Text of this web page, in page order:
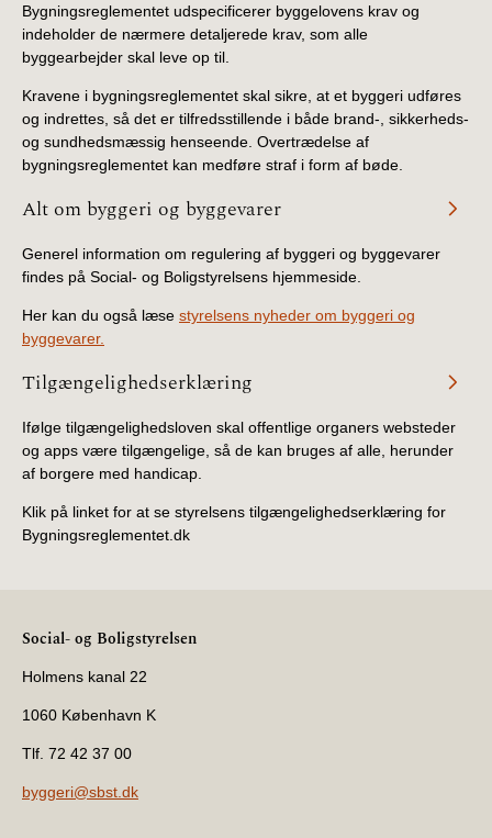
Bygningsreglementet udspecificerer byggelovens krav og
indeholder de nærmere detaljerede krav, som alle
byggearbejder skal leve op til.
Kravene i bygningsreglementet skal sikre, at et byggeri udføres
og indrettes, så det er tilfredsstillende i både brand-, sikkerheds-
og sundhedsmæssig henseende. Overtrædelse af
bygningsreglementet kan medføre straf i form af bøde.
Alt om byggeri og byggevarer
Generel information om regulering af byggeri og byggevarer
findes på Social- og Boligstyrelsens hjemmeside.
Her kan du også læse styrelsens nyheder om byggeri og
byggevarer.
Tilgængelighedserklæring
Ifølge tilgængelighedsloven skal offentlige organers websteder
og apps være tilgængelige, så de kan bruges af alle, herunder
af borgere med handicap.
Klik på linket for at se styrelsens tilgængelighedserklæring for
Bygningsreglementet.dk
Social- og Boligstyrelsen
Holmens kanal 22
1060 København K
Tlf. 72 42 37 00
byggeri@sbst.dk